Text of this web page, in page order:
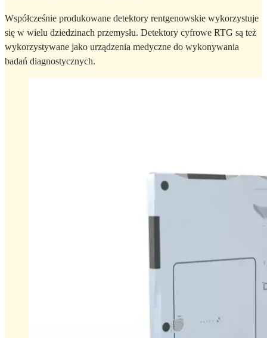
Współcześnie produkowane detektory rentgenowskie wykorzystuje
się w wielu dziedzinach przemysłu. Detektory cyfrowe RTG są też
wykorzystywane jako urządzenia medyczne do wykonywania
badań diagnostycznych.